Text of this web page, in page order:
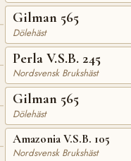
Gilman 565
Dölehäst
Perla V.S.B. 245
Nordsvensk Brukshäst
Gilman 565
Dölehäst
Amazonia V.S.B. 105
Nordsvensk Brukshäst